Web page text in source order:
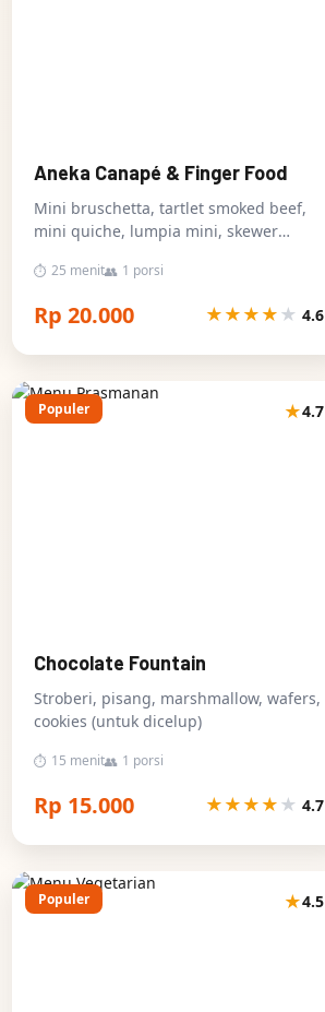
Aneka Canapé & Finger Food
Mini bruschetta, tartlet smoked beef,
mini quiche, lumpia mini, skewer
⏱ 25 menit👥 1 porsi
Rp 20.000 ★★★★★ 4.6
Populer ★4.7
Chocolate Fountain
Stroberi, pisang, marshmallow, wafers,
cookies (untuk dicelup)
⏱ 15 menit👥 1 porsi
Rp 15.000 ★★★★★ 4.7
Populer ★4.5